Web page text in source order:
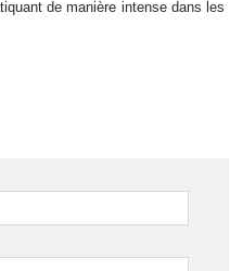
de manière intense dans les